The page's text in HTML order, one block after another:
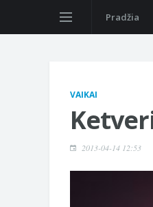
Pradžia
VAIKAI
2013-04-14 12:53